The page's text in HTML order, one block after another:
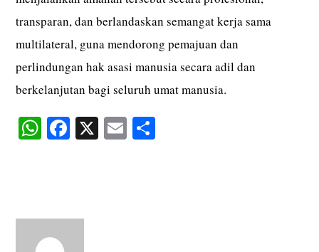
transparan, dan berlandaskan semangat kerja sama
multilateral, guna mendorong pemajuan dan
perlindungan hak asasi manusia secara adil dan
berkelanjutan bagi seluruh umat manusia.
W
pp
Fa X E